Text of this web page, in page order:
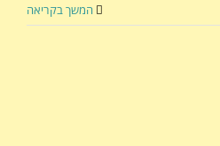
המשך בקריאה